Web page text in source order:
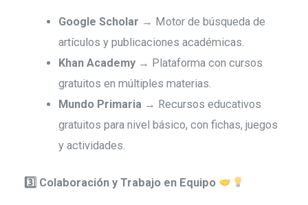
Google Scholar → Motor de búsqueda de
artículos y publicaciones académicas.
Khan Academy→ Plataforma con cursos
gratuitos en múltiples materias.
Mundo Primaria → Recursos educativos
gratuitos para nivel básico, con fichas, juegos
y actividades.
3️ Colaboración y Trabajo en Equipo